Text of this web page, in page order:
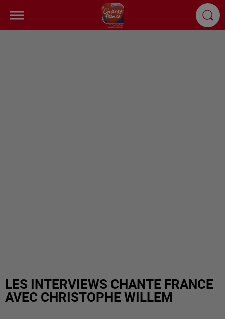
LES INTERVIEWS CHANTE FRANCE
AVEC CHRISTOPHE WILLEM